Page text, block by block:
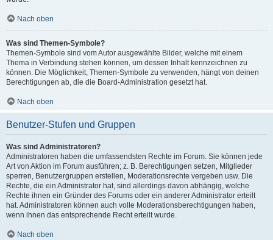
Nach oben
Was sind Themen-Symbole?
Themen-Symbole sind vom Autor ausgewählte Bilder, welche mit einem
Thema in Verbindung stehen können, um dessen Inhalt kennzeichnen zu
können. Die Möglichkeit, Themen-Symbole zu verwenden, hängt von deinen
Berechtigungen ab, die die Board-Administration gesetzt hat.
Nach oben
Benutzer-Stufen und Gruppen
Was sind Administratoren?
Administratoren haben die umfassendsten Rechte im Forum. Sie können jede
Art von Aktion im Forum ausführen; z. B. Berechtigungen setzen, Mitglieder
sperren, Benutzergruppen erstellen, Moderationsrechte vergeben usw. Die
Rechte, die ein Administrator hat, sind allerdings davon abhängig, welche
Rechte ihnen ein Gründer des Forums oder ein anderer Administrator erteilt
hat. Administratoren können auch volle Moderationsberechtigungen haben,
wenn ihnen das entsprechende Recht erteilt wurde.
Nach oben